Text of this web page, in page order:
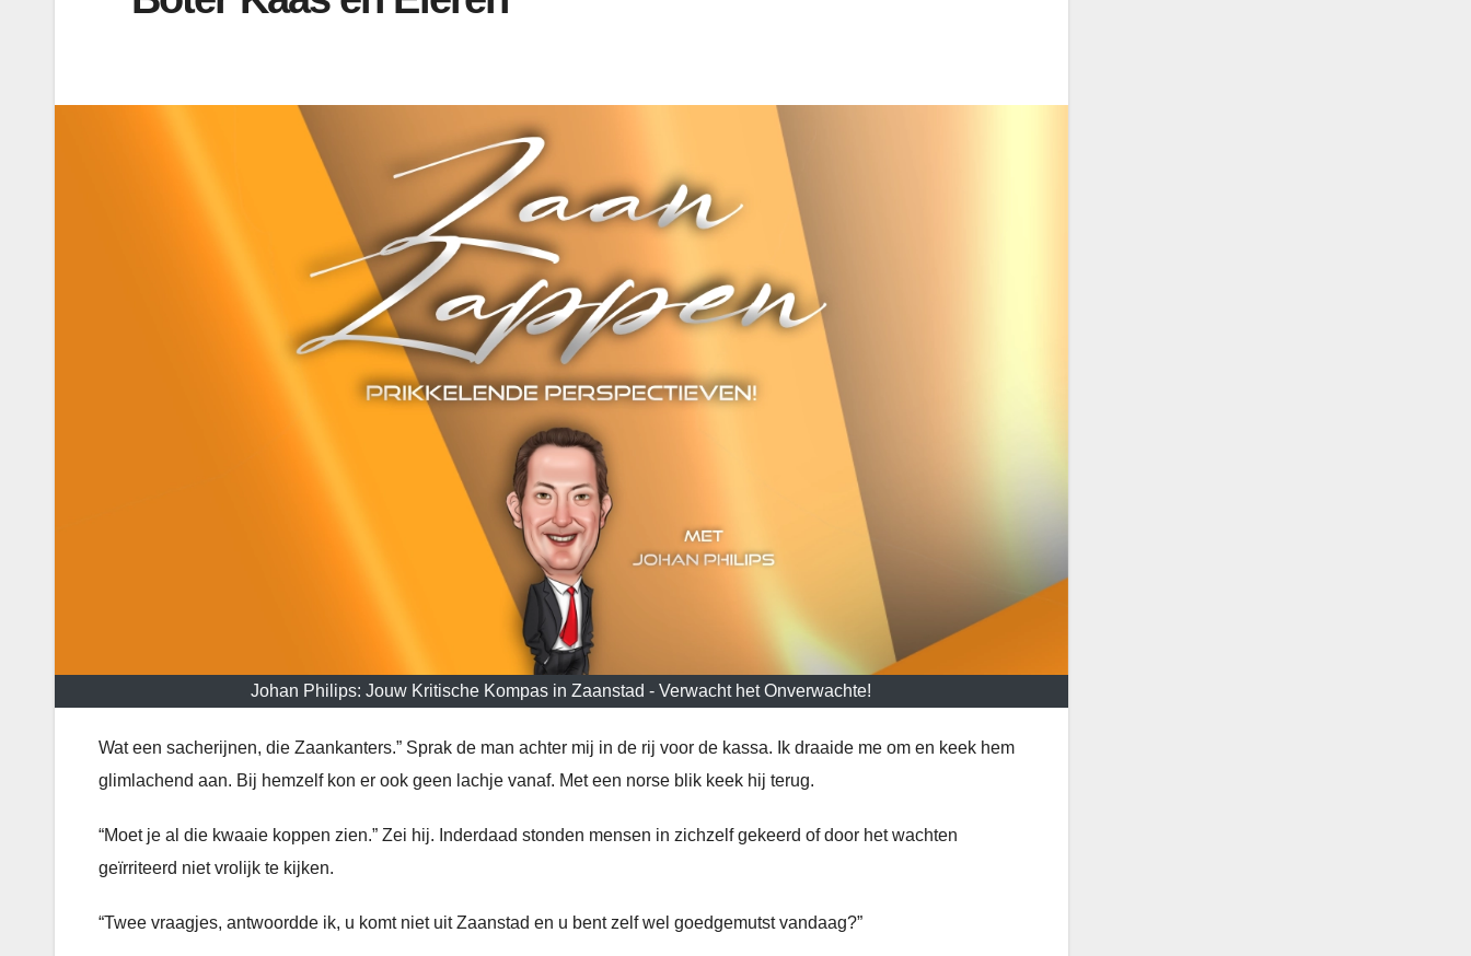
Johan Philips: Jouw Kritische Kompas in Zaanstad - Verwacht het Onverwachte!
Wat een sacherijnen, die Zaankanters.” Sprak de man achter mij in de rij voor de kassa. Ik draaide me om en keek hem
glimlachend aan. Bij hemzelf kon er ook geen lachje vanaf. Met een norse blik keek hij terug.
“Moet je al die kwaaie koppen zien.” Zei hij. Inderdaad stonden mensen in zichzelf gekeerd of door het wachten
geïrriteerd niet vrolijk te kijken.
“Twee vraagjes, antwoordde ik, u komt niet uit Zaanstad en u bent zelf wel goedgemutst vandaag?”